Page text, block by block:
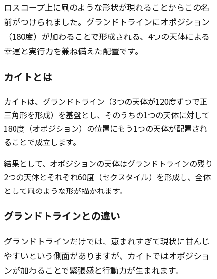
ロスコープ上に凧のような形状が現れることからこの名
前がつけられました。グランドトラインにオポジション
（180度）が加わることで形成される、4つの天体による
幸運と実行力を兼ね備えた配置です。
カイトとは
カイトは、グランドトライン（3つの天体が120度ずつで正
三角形を形成）を基盤とし、そのうちの1つの天体に対して
180度（オポジション）の位置にもう1つの天体が配置され
ることで成立します。
結果として、オポジションの天体はグランドトラインの残り
2つの天体とそれぞれ60度（セクスタイル）を形成し、全体
として凧のような形が描かれます。
グランドトラインとの違い
グランドトラインだけでは、恵まれすぎて現状に甘んじ
やすいという側面がありますが、カイトではオポジショ
ンが加わることで緊張感と行動力が生まれます。